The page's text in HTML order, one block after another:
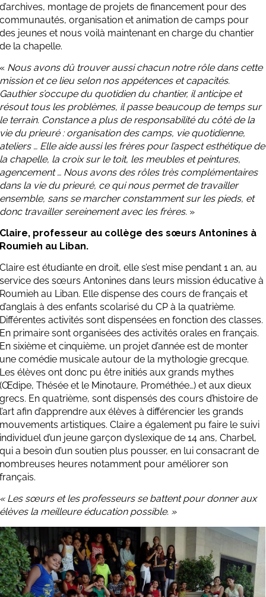
d’archives, montage de projets de financement pour des
communautés, organisation et animation de camps pour
des jeunes et nous voilà maintenant en charge du chantier
de la chapelle.
« Nous avons dû trouver aussi chacun notre rôle dans cette
mission et ce lieu selon nos appétences et capacités.
Gauthier s’occupe du quotidien du chantier, il anticipe et
résout tous les problèmes, il passe beaucoup de temps sur
le terrain. Constance a plus de responsabilité du côté de la
vie du prieuré : organisation des camps, vie quotidienne,
ateliers … Elle aide aussi les frères pour l’aspect esthétique de
la chapelle, la croix sur le toit, les meubles et peintures,
agencement … Nous avons des rôles très complémentaires
dans la vie du prieuré, ce qui nous permet de travailler
ensemble, sans se marcher constamment sur les pieds, et
donc travailler sereinement avec les frères. »
Claire, professeur au collège des sœurs Antonines à
Roumieh au Liban.
Claire est étudiante en droit, elle s’est mise pendant 1 an, au
service des sœurs Antonines dans leurs mission éducative à
Roumieh au Liban. Elle dispense des cours de français et
d’anglais à des enfants scolarisé du CP à la quatrième.
Différentes activités sont dispensées en fonction des classes.
En primaire sont organisées des activités orales en français.
En sixième et cinquième, un projet d’année est de monter
une comédie musicale autour de la mythologie grecque.
Les élèves ont donc pu être initiés aux grands mythes
(Œdipe, Thésée et le Minotaure, Prométhée…) et aux dieux
grecs. En quatrième, sont dispensés des cours d’histoire de
l’art afin d’apprendre aux élèves à différencier les grands
mouvements artistiques. Claire a également pu faire le suivi
individuel d’un jeune garçon dyslexique de 14 ans, Charbel,
qui a besoin d’un soutien plus pousser, en lui consacrant de
nombreuses heures notamment pour améliorer son
français.
« Les sœurs et les professeurs se battent pour donner aux
élèves la meilleure éducation possible. »